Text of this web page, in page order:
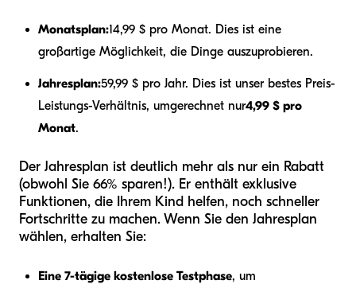
Monatsplan:14,99 $ pro Monat. Dies ist eine
großartige Möglichkeit, die Dinge auszuprobieren.
Jahresplan:59,99 $ pro Jahr. Dies ist unser bestes Preis-
Leistungs-Verhältnis, umgerechnet nur4,99 $ pro
Monat.
Der Jahresplan ist deutlich mehr als nur ein Rabatt
(obwohl Sie 66% sparen!). Er enthält exklusive
Funktionen, die Ihrem Kind helfen, noch schneller
Fortschritte zu machen. Wenn Sie den Jahresplan
wählen, erhalten Sie:
Eine 7-tägige kostenlose Testphase, um